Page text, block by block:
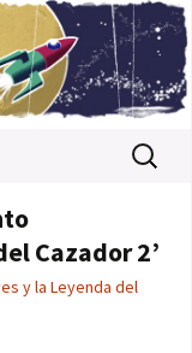
Buscar:
Cazador 2’
y la Leyenda del